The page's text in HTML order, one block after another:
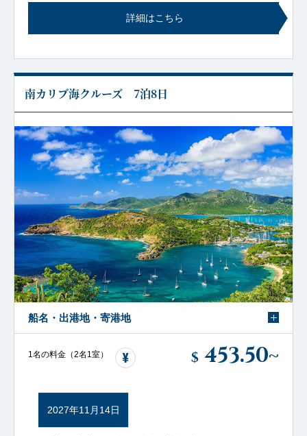
詳細はこちら
南カリブ海クルーズ 7泊8日
船名・出港地・寄港地
1名の料金（2名1室） $ 453.50~
2027年11月14日